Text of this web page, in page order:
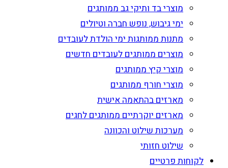
מוצרי בד ותיקי גב ממותגים
ימי גיבוש, נופש חברה וטיולים
מתנות ממותגות ימי הולדת לעובדים
מוצרים ממותגים לעובדים חדשים
מוצרי קיץ ממותגים
מוצרי חורף ממותגים
מארזים בהתאמה אישית
מארזים יוקרתיים ממותגים לחגים
מערכות שילוט והכוונה
שילוט חזותי
לקוחות פרטיים